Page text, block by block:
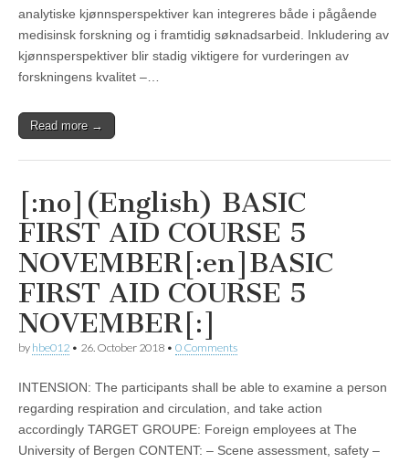
analytiske kjønnsperspektiver kan integreres både i pågående
medisinsk forskning og i framtidig søknadsarbeid. Inkludering av
kjønnsperspektiver blir stadig viktigere for vurderingen av
forskningens kvalitet –…
Read more →
[:no](English) BASIC
FIRST AID COURSE 5
NOVEMBER[:en]BASIC
FIRST AID COURSE 5
NOVEMBER[:]
by hbe012 • 26. October 2018 • 0 Comments
INTENSION: The participants shall be able to examine a person
regarding respiration and circulation, and take action
accordingly TARGET GROUPE: Foreign employees at The
University of Bergen CONTENT: – Scene assessment, safety –